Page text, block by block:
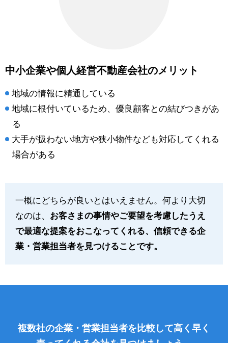
中小企業や個人経営不動産会社のメリット
地域の情報に精通している
地域に根付いているため、優良顧客との結びつきがあ
る
大手が扱わない地方や狭小物件なども対応してくれる
場合がある
一概にどちらが良いとはいえません。何より大切
なのは、 お客さまの事情やご要望を考慮したうえ
で最適な提案をおこなってくれる、信頼できる企
業・営業担当者を見つけることです。
複数社の企業・営業担当者を比較して高く早く